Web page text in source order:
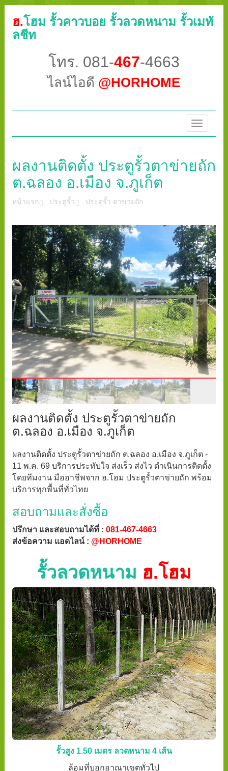
ฮ.โฮม รั้วคาวบอย รั้วลวดหนาม รั้วเมทั
ลชีท
โทร. 081-467-4663
ไลน์ไอดี @HORHOME
Toggle
ผลงานติดตั้ง ประตูรั้วตาข่ายถัก
ต.ฉลอง อ.เมือง จ.ภูเก็ต
หน้าแรก ประตูรั้ว ประตูรั้ว ตาข่ายถัก
ผลงานติดตั้ง ประตูรั้วตาข่ายถัก
ต.ฉลอง อ.เมือง จ.ภูเก็ต
ผลงานติดตั้ง ประตูรั้วตาข่ายถัก ต.ฉลอง อ.เมือง จ.ภูเก็ต -
11 พ.ค. 69 บริการประทับใจ ส่งเร็ว ส่งไว ดำเนินการติดตั้ง
โดยทีมงาน มืออาชีพจาก ฮ.โฮม ประตูรั้วตาข่ายถัก พร้อม
บริการทุกพื้นที่ทั่วไทย
สอบถามและสั่งซื้อ
ปรึกษา และสอบถามได้ที่ : 081-467-4663
ส่งข้อความ แอดไลน์ : @HORHOME
รั้วลวดหนาม ฮ.โฮม
รั้วสูง 1.50 เมตร ลวดหนาม 4 เส้น
ล้อมที่บอกอาณาเขตทั่วไป